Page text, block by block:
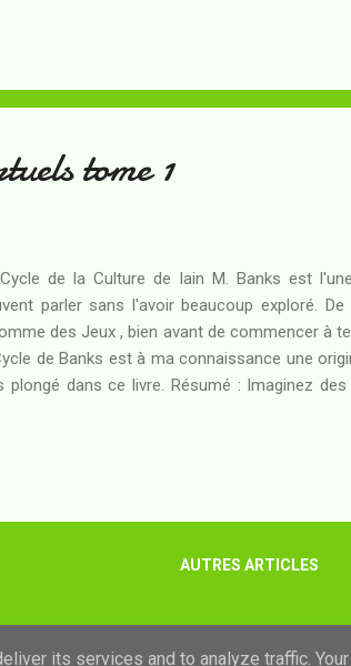
financière et souhaite pouvoir continuer
position en sa défaveur... à moins que ce
tome 1
de la Culture de Iain M. Banks est
parler sans l'avoir beaucoup exploré.
des Jeux , bien avant de commencer à
de Banks est à ma connaissance une
plongé dans ce livre. Résumé : Imaginez
par ses religions. Là est la perversité qui
aux mains de démons sadiques, chargés
AUTRES ARTICLES
its services and to analyze traffic.